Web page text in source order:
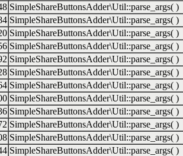
SimpleShareButtonsAdder\Util::parse_args( )
SimpleShareButtonsAdder\Util::parse_args( )
SimpleShareButtonsAdder\Util::parse_args( )
SimpleShareButtonsAdder\Util::parse_args( )
SimpleShareButtonsAdder\Util::parse_args( )
SimpleShareButtonsAdder\Util::parse_args( )
SimpleShareButtonsAdder\Util::parse_args( )
SimpleShareButtonsAdder\Util::parse_args( )
SimpleShareButtonsAdder\Util::parse_args( )
SimpleShareButtonsAdder\Util::parse_args( )
SimpleShareButtonsAdder\Util::parse_args( )
SimpleShareButtonsAdder\Util::parse_args( )